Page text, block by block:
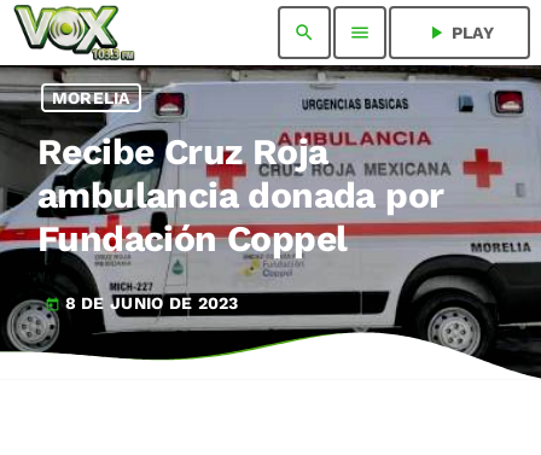
search menu play_arrow PLAY
MORELIA
Recibe Cruz Roja
ambulancia donada por
Fundación Coppel
today 8 DE JUNIO DE 2023